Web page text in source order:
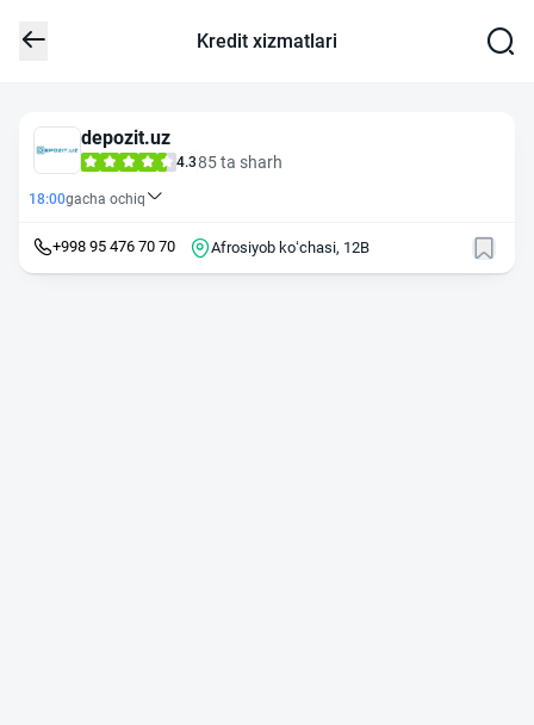
Kredit xizmatlari
depozit.uz
4.385 ta sharh
18:00gacha ochiq
+998 95 476 70 70 Afrosiyob koʻchasi, 12B